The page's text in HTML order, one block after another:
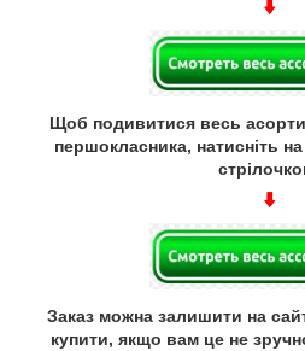
Щоб подивитися весь
першокласника, натисніть
Заказ можна залишити на
купити, якщо вам це не